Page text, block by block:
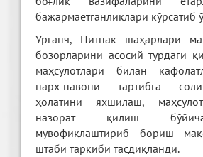
бажармаётганликлари кўрсатиб
Урганч, Питнак шаҳарлари
бозорларини асосий турдаги
маҳсулотлари билан
нарх-навони тартибга
ҳолатини яхшилаш,
назорат қилиш
мувофиқлаштириб бориш
штаби таркиби тасдиқланди.